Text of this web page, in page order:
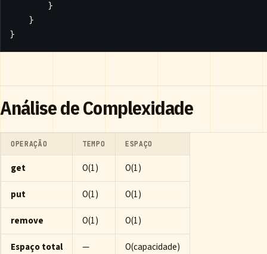
}
}
}
Análise de Complexidade
OPERAÇÃO TEMPO ESPAÇO
get O(1)
O(1)
put
O(1)
O(1)
remove
O(1)
O(1)
Espaço total
— O(capacidade)